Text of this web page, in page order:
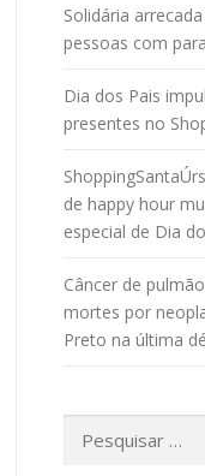
Solidária
pessoas com
Dia dos Pais
presentes no
de happy hour
especial de Dia
Câncer de
mortes por
Preto na última
por: